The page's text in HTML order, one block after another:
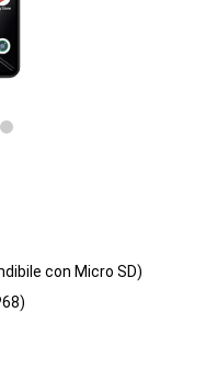
con Micro SD)